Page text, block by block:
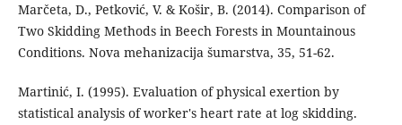
Marčeta, D., Petković, V. & Košir, B. (2014). Comparison of
Two Skidding Methods in Beech Forests in Mountainous
Conditions. Nova mehanizacija šumarstva, 35, 51-62.
Martinić, I. (1995). Evaluation of physical exertion by
statistical analysis of worker's heart rate at log skidding.